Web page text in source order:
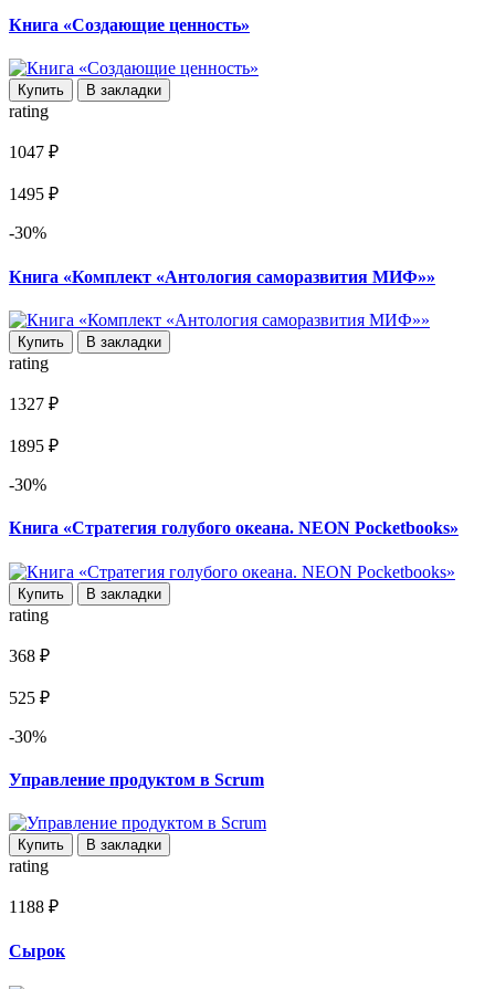
Книга «Создающие ценность»
Купить В закладки
rating
1047 ₽
1495 ₽
-30%
Книга «Комплект «Антология саморазвития МИФ»»
Купить В закладки
rating
1327 ₽
1895 ₽
-30%
Книга «Стратегия голубого океана. NEON Pocketbooks»
Купить В закладки
rating
368 ₽
525 ₽
-30%
Управление продуктом в Scrum
Купить В закладки
rating
1188 ₽
Сырок